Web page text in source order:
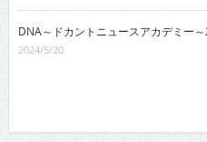
DNA～ドカントニュースアカデミー
2024/5/20